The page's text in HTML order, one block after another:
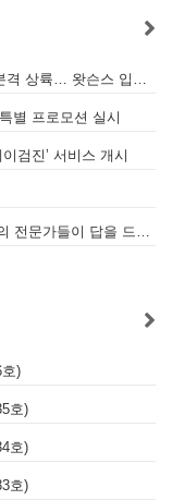
별 프로모션 실시
검진’ 서비스 개시
)
호)
호)
호)